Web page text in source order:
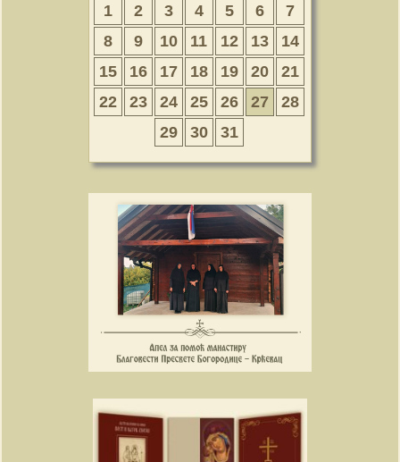
1 2 3 4 5 6
7
8
9 10 11 12 13
14
15
16 17 18 19 20
21
22
23 24 25 26 27
28
29
30 31